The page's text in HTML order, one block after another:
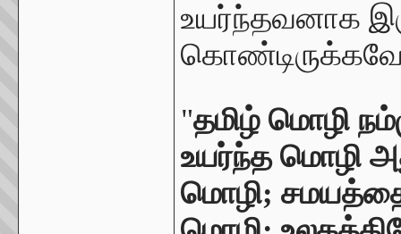
உயர்ந்தவனாக
"தமிழ் மொழி
உயர்ந்த மொழி
மொழி;